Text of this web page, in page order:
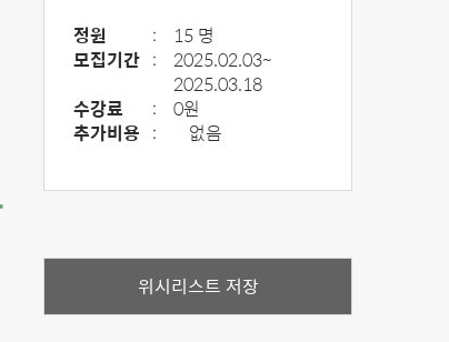
정원 :
15 명
모집기간 :
2025.02.03~
2025.03.18
수강료
:
0원
추가비용 : 없음
위시리스트 저장